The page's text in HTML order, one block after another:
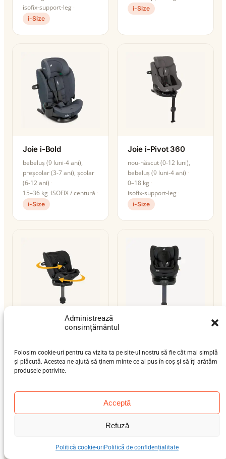
Administrează
consimțământul
Folosim cookie-uri pentru ca vizita ta pe site-ul nostru să fie cât mai simplă
și plăcută. Acestea ne ajută să ținem minte ce ai pus în coș și să îți arătăm
produsele potrivite.
Acceptă
Refuză
Politică cookie-uri Politică de confidențialitate
isofix-support-leg
i-Size
i-Size
Joie i-Bold
bebeluș (9 luni-4 ani),
preșcolar (3-7 ani), școlar
(6-12 ani)
15–36 kg ISOFIX / centură
i-Size
Joie i-Pivot 360
nou-născut (0-12 luni),
bebeluș (9 luni-4 ani)
0–18 kg
isofix-support-leg
i-Size
nou-născut (0-12 luni),
bebeluș (9 luni-4 ani),
preșcolar (3-7 ani)
nou-născut (0-12 luni),
bebeluș (9 luni-4 ani)